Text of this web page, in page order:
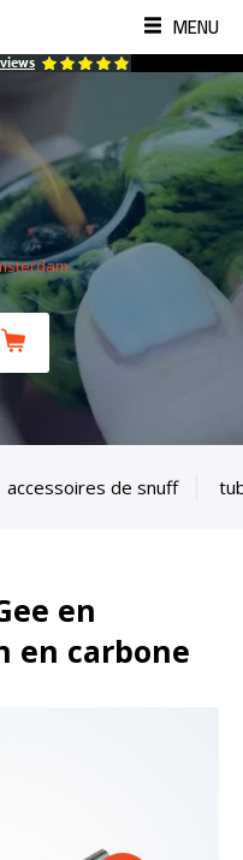
MENU
accessoires de snuff
en
en carbone